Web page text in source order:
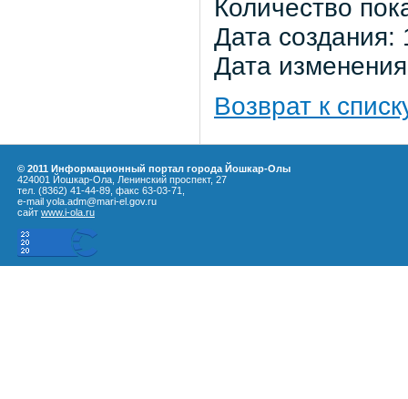
Количество
Дата
Дата
Возврат к
© 2011 Информационный портал города Йошкар-Олы
424001 Йошкар-Ола, Ленинский проспект, 27
тел. (8362) 41-44-89, факс 63-03-71,
e-mail yola.adm@mari-el.gov.ru
сайт www.i-ola.ru